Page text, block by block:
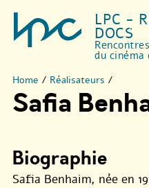
LPC -
DOCS
du cinéma
Home / Réalisateurs /
Safia
Biographie
Safia Benhaim, née en